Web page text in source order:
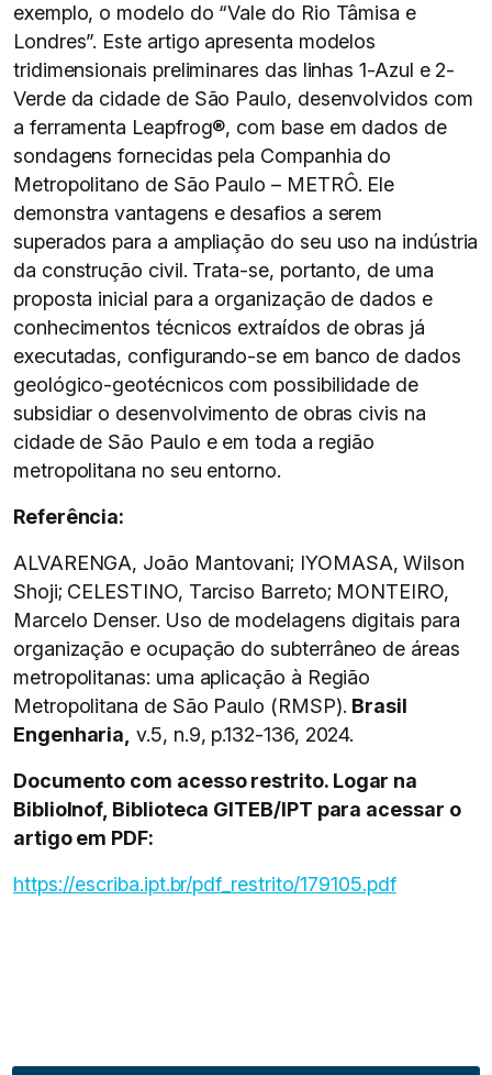
exemplo, o modelo do “Vale do Rio Tâmisa e
Londres”. Este artigo apresenta modelos
tridimensionais preliminares das linhas 1-Azul e 2-
Verde da cidade de São Paulo, desenvolvidos com
a ferramenta Leapfrog®, com base em dados de
sondagens fornecidas pela Companhia do
Metropolitano de São Paulo – METRÔ. Ele
demonstra vantagens e desafios a serem
superados para a ampliação do seu uso na indústria
da construção civil. Trata-se, portanto, de uma
proposta inicial para a organização de dados e
conhecimentos técnicos extraídos de obras já
executadas, configurando-se em banco de dados
geológico-geotécnicos com possibilidade de
subsidiar o desenvolvimento de obras civis na
cidade de São Paulo e em toda a região
metropolitana no seu entorno.
Referência:
ALVARENGA, João Mantovani; IYOMASA, Wilson
Shoji; CELESTINO, Tarciso Barreto; MONTEIRO,
Marcelo Denser. Uso de modelagens digitais para
organização e ocupação do subterrâneo de áreas
metropolitanas: uma aplicação à Região
Metropolitana de São Paulo (RMSP). Brasil
Engenharia, v.5, n.9, p.132-136, 2024.
Documento com acesso restrito. Logar na
BiblioInof, Biblioteca GITEB/IPT para acessar o
artigo em PDF:
https://escriba.ipt.br/pdf_restrito/179105.pdf